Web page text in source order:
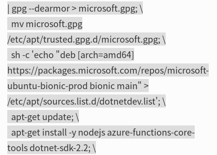
| gpg --dearmor > microsoft.gpg; \
mv microsoft.gpg
/etc/apt/trusted.gpg.d/microsoft.gpg; \
sh -c 'echo "deb [arch=amd64]
https://packages.microsoft.com/repos/microsoft-
ubuntu-bionic-prod bionic main" >
/etc/apt/sources.list.d/dotnetdev.list'; \
apt-get update; \
apt-get install -y nodejs azure-functions-core-
tools dotnet-sdk-2.2; \